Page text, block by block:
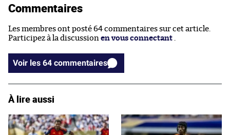
Commentaires
Les membres ont posté 64 commentaires sur cet article.
Participez à la discussion en vous connectant .
Voir les 64 commentaires
À lire aussi